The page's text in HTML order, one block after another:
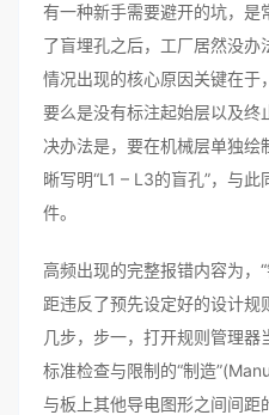
有一种新手需要避开的坑，是
了盲埋孔之后，工厂居然没办
情况出现的核心原因关键在于
要么是没有标注起始层以及终
决办法是，要在机械层单独
晰写明“L1 – L3的盲孔”，与
件。
高频出现的完整报错内容为，
距违反了预先设定好的设计规
几步，步一，打开规则管理
标准检查与限制的“制造
与板上其他导电图形之间间距